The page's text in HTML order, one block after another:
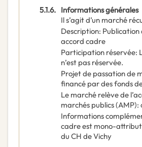
5.1.6. Informations générales
Il s’agit d’un marché
Description: Publication
accord cadre
Participation réservée:
n’est pas réservée.
Projet de passation de
financé par des fonds de
Le marché relève de
marchés publics (AMP):
Informations
cadre est mono-
du CH de Vichy